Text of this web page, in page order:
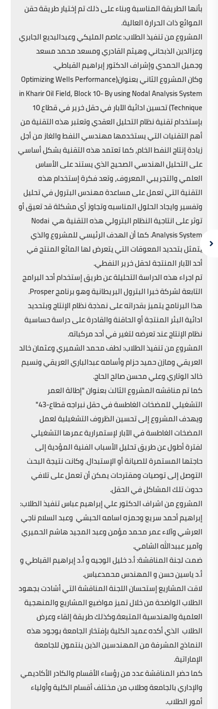
بأنها الطريقة المناسبة وبناء على ذلك تم إختيار طريقة حقن
الموائع ذات الحرارة العالية.
المشروع من تنفيذ الطلاب: عاصم المليكي وعبدالبديع الجابري
وعزالدين الذبحاني وهيثم القادري ومسعد محمد مسعد
وجميل الحمدي وإشراف الدكتور إبراهيم القباطي.
وكان المشروع الثاني بعنوان(Optimizing Wells Performance
in Kharir Oil Field, Block 10- By using Nodal Analysis System
Technique) تحسين ادائية الآبار في حقل خرير في قطاع 10
بإستخدام تقنية نظام التحليل العقدي وتعتبر هذه التقنية من
أهم التقنيات التي يستخدمها مهندسي النفط والغاز من أجل
زيادة إنتاج النفط الخام، كما تعتمد هذه التقنية بشكل أساسي
على التحليل الهندسي الصحيح الذي يستند على الأساس
العلمي والتجريبي المعروف، وتعد فكرة إستخدام هذه
التقنية التي تعمل على مساعدة مهندس البترول في تحليل
وتفسير وايجاد الحلول المناسبه وتجاوز أي مشكلة قد تعيق أو
توثر على انتاجية النظام البترولي هذه التقنية هي Nodai
Analysis System. كما أن الهدف الرئيسي للمشروع والذي
يتمثل بتحديد المعوقات التي يتعرض لها المائع المنتج في
أحد الآبار المنتجة لحقل خرير النفطي.
تم اجراء هذه الدراسة التحليلة عن طريق إستخدام أحد البرامج
التابعة لشركة خبرا البترول البريطانية وهو برنامج Prosper.
هذا البرنامج يتميز بقدراته على نمذجة نظام الإنتاج وبتحديد
ادائية البئر المنتجة أو الحاقنة والقادرة على دراسة حساسية
نظام الإنتاج عند تعرضه لتغير في أحد مركباته.
المشروع من تنفيذ الطلاب: لطف محمد الشميري وعثمان خالد
العريقي ومازن حميد حزام وأسامه عبدالباري العريقي ونسيم
خالد الوتاري وعلي محسن صالح الحاج.
كما تم مناقشه المشروع الثالث بعنوان "إطالة العمر
التشغيلي للمضخات الغاطسة في حقل نبراجه قطاع-43"
ويهدف المشروع إلى تحسين الظروف التشغيلية لعمل
المضخات الغاطسة في الآبار لإستمرارية عمرها التشغيلي
لفترة أطول عن طريق تحليل الأسباب الفنية المؤدية إلى
حاجتها المستمرة للصيانة أو الإستبدال. وكانت نتيجة البحث
التوصل إلى توصيات ومقترحات يمكن أن تعمل على تلافي
حدوث تلك المشاكل في الحقل.
المشروع من اشراف الدكتور علي إبراهيم عباس تنفيذ الطلاب:
إبراهيم أحمد سريع وحمزه اسامه الحبشي وعبد السلام ناجي
العرشي وآلاء عمر محمد مؤمن وعبد المجيد هاشم الحميري
وآمير عببدالله الشامي.
ضمت لجنة المناقشة: أ.د خليل الوجيه و أ.د إبراهيم القباطي و
أ.د ياسين حسن و المهندس محمدعباس.
لاقت المشاريع إستحسان اللجنة المناقشة التي أشادت بجهود
الطلاب الواضحة من خلال تميز مواضيع المشاريع والمنهجية
العلمية والهندسية المتبعة.وكذلك طريقة إلقاء وعرض
الطلاب الذي أكده عميد الكلية بإفتخار الجامعة بوجود هذه
النماذج المشرفة من المهندسين الذين ينتمون للجامعة
الإماراتية.
كما حضر المناقشة عدد من رؤساء الأقسام والكادر الأكاديمي
والإداري بالجامعة وطلاب من مختلف أقسام الكلية وأولياء
أمور الطلاب.